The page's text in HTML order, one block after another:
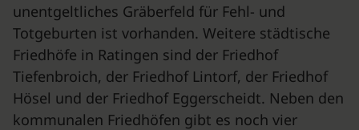
unentgeltliches Gräberfeld für Fehl- und
Totgeburten ist vorhanden. Weitere städtische
Friedhöfe in Ratingen sind der Friedhof
Tiefenbroich, der Friedhof Lintorf, der Friedhof
Hösel und der Friedhof Eggerscheidt. Neben den
kommunalen Friedhöfen gibt es noch vier